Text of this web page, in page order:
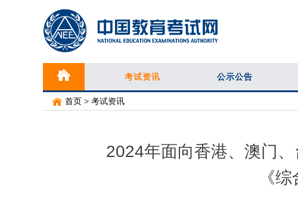
考试资讯 公示公告
首页 > 考试资讯
2024年面向香港、澳门
《